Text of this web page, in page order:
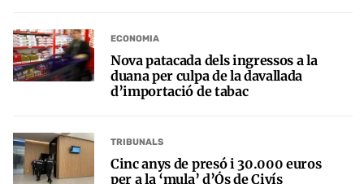
ECONOMIA
Nova patacada dels ingressos a la
duana per culpa de la davallada
d’importació de tabac
TRIBUNALS
Cinc anys de presó i 30.000 euros
per a la ‘mula’ d’Ós de Civís